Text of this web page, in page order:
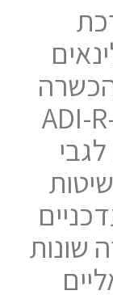
אמינות לניהול ADOS ו-ADI-R
שונות